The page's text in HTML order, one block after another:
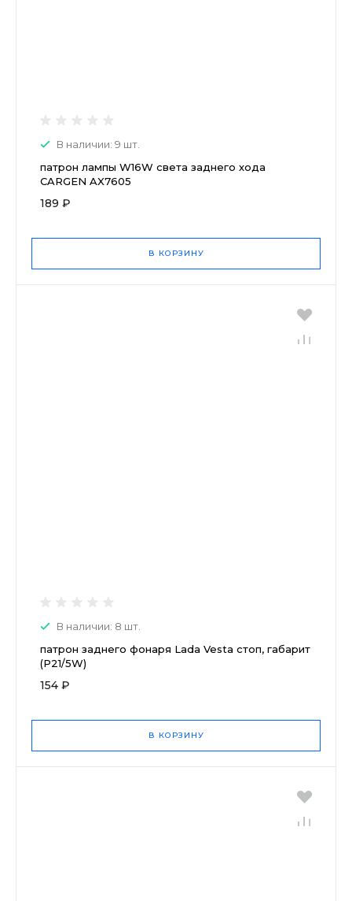
В наличии: 9 шт.
патрон лампы W16W света заднего хода
CARGEN AX7605
189 ₽
В КОРЗИНУ
В наличии: 8 шт.
патрон заднего фонаря Lada Vesta стоп, габарит
(P21/5W)
154 ₽
В КОРЗИНУ